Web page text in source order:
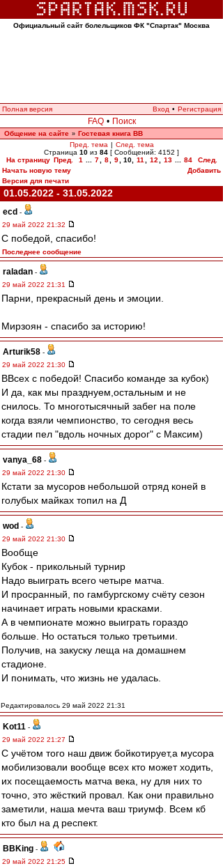
Официальный сайт болельщиков ФК "Спартак" Москва
Полная версия Вход • Регистрация
FAQ • Поиск
Общение на сайте » Гостевая книга ВВ
Пред. тема | След. тема
Страница 10 из 84 [ Сообщений: 4152 ]
На страницу Пред. 1 7 8 9 10, 11 12 13 84
След.
Начать новую тему
Добавить
Версия для печати
01.05.2022 - 31.05.2022
ecd -
29 май 2022 21:32
С победой, спасибо!
Последнее сообщение
raladan -
29 май 2022 21:31
Парни, прекрасный день и эмоции.
Мирзоян - спасибо за историю!
Arturik58 -
29 май 2022 21:30
ВВсех с победой! Спасибо команде за кубок)
И да, как мы празднуем,остальным и не
снилось. То многотысячный забег на поле
когда взяли чемпионство, то сегодня весь
стадии пел "вдоль ночных дорог" с Максим)
vanya_68 -
29 май 2022 21:30
Кстати за мусоров небольшой отряд коней в
голубых майках топил на Д
wod -
29 май 2022 21:30
Вообще
Кубок - прикольный турнир
Надо выиграть всего четыре матча.
И просранный, по гамбургскому счёту сезон
начинает играть новыми красками.
А в чемпионате можно выиграть гораздо
больше. Но остаться только третьими.
Получив, на закуску леща на домашнем
стадионе.
И понимать, что жизнь не удалась.
Редактировалось 29 май 2022 21:31
Kot11 -
29 май 2022 21:27
С учётом того наш движ бойкотирует,а мусора
мобилизовали вообще всех кто может ходить,
их посещаемость матча века, ну для них то
точно, это жёсткий провал. Как они правильно
заметили, наша мечта ваш триумф. Всем кб
кто был на д респект.
BBKing -
29 май 2022 21:25